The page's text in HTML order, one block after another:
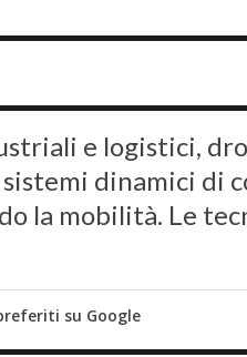
e logistici,
dinamici di
la mobilità. Le
su Google